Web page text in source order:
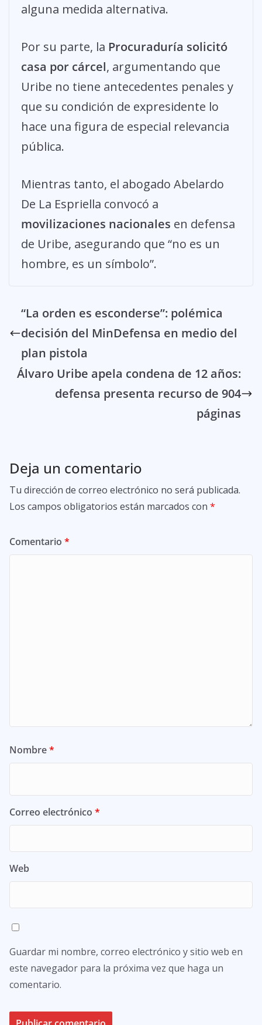
alguna medida alternativa.
Por su parte, la Procuraduría solicitó
casa por cárcel, argumentando que
Uribe no tiene antecedentes penales y
que su condición de expresidente lo
hace una figura de especial relevancia
pública.
Mientras tanto, el abogado Abelardo
De La Espriella convocó a
movilizaciones nacionales en defensa
de Uribe, asegurando que “no es un
hombre, es un símbolo”.
“La orden es esconderse”: polémica
decisión del MinDefensa en medio del
plan pistola
Álvaro Uribe apela condena de 12 años:
defensa presenta recurso de 904
páginas
Deja un comentario
Tu dirección de correo electrónico no será publicada.
Los campos obligatorios están marcados con *
Comentario *
Nombre*
Correo electrónico *
Web
Guardar mi nombre, correo electrónico y sitio web en
este navegador para la próxima vez que haga un
comentario.